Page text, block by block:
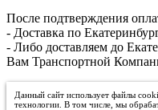
После подтверждения
- Доставка по
- Либо доставляем до
Вам Транспортной
Данный сайт использует файлы
технологии. В том числе, мы